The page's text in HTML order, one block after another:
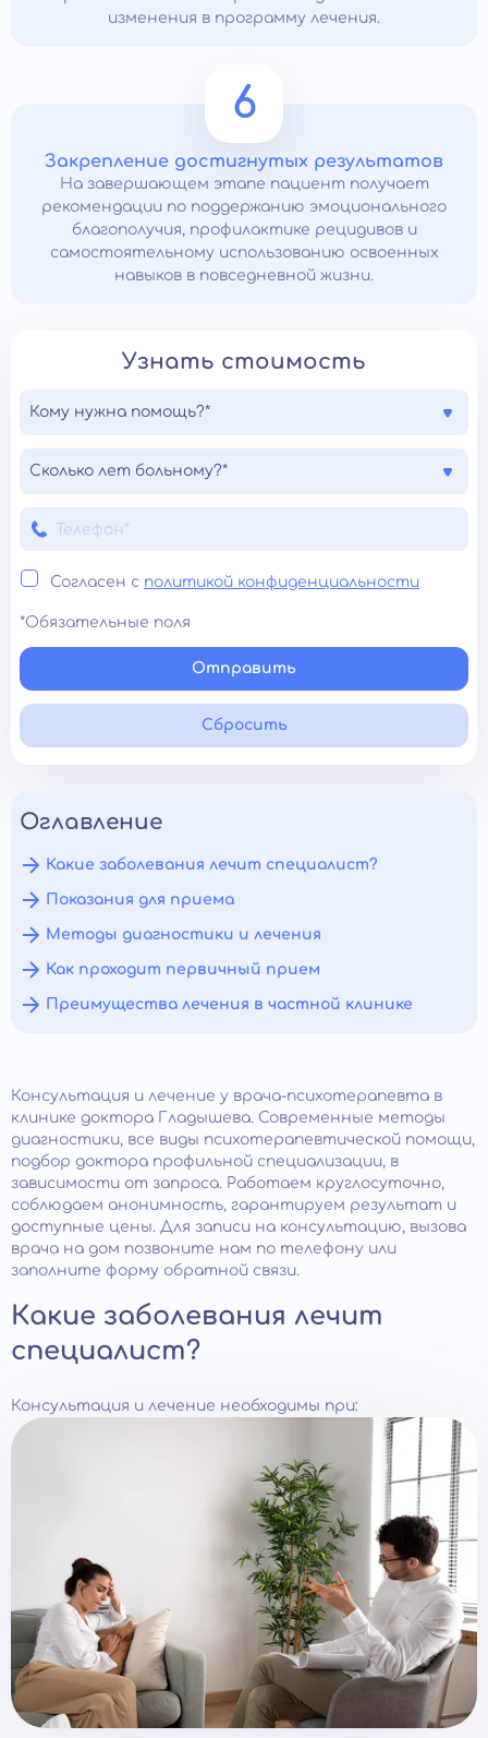
изменения в программу лечения.
6
Закрепление достигнутых результатов
На завершающем этапе пациент получает
рекомендации по поддержанию эмоционального
благополучия, профилактике рецидивов и
самостоятельному использованию освоенных
навыков в повседневной жизни.
Узнать стоимость
Кому нужна помощь?*
Сколько лет больному?*
Согласен с политикой конфиденциальности
*Обязательные поля
Отправить
Сбросить
Оглавление
Какие заболевания лечит специалист?
Показания для приема
Методы диагностики и лечения
Как проходит первичный прием
Преимущества лечения в частной клинике
Консультация и лечение у врача-психотерапевта в
клинике доктора Гладышева. Современные методы
диагностики, все виды психотерапевтической помощи,
подбор доктора профильной специализации, в
зависимости от запроса. Работаем круглосуточно,
соблюдаем анонимность, гарантируем результат и
доступные цены. Для записи на консультацию, вызова
врача на дом позвоните нам по телефону или
заполните форму обратной связи.
Какие заболевания лечит
специалист?
Консультация и лечение необходимы при: